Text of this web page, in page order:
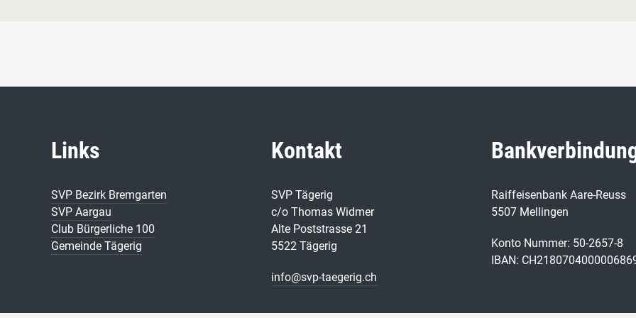
Links
SVP Bezirk Bremgarten
SVP Aargau
Club Bürgerliche 100
Gemeinde Tägerig
Kontakt
SVP Tägerig
c/o Thomas Widmer
Alte Poststrasse 21
5522 Tägerig
info@svp-taegerig.ch
Raiffeisenbank Aare-Reuss
5507 Mellingen
Konto Nummer: 50-2657-8
IBAN: